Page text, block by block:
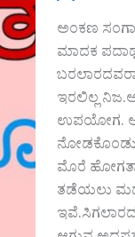
ಅಂಕಣ
ಮಾದಕ
ಇರಲಿಲ್ಲ
ಉಪಯೋಗ.
ಮೊರೆ
ತಡೆಯಲು